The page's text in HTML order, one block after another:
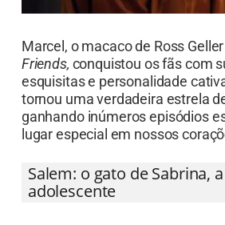
Marcel, o macaco de Ross
Friends,conquistou os fãs com
esquisitas e personalidade
tornou uma verdadeira estrela
ganhando inúmeros episódios
Salem: o gato de Sabrina, a